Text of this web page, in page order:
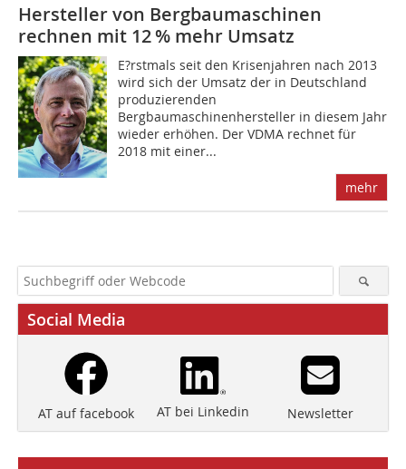
Hersteller von Bergbaumaschinen
rechnen mit 12 % mehr Umsatz
E?rstmals seit den Krisenjahren nach 2013
wird sich der Umsatz der in Deutschland
produzierenden
Bergbaumaschinenhersteller in diesem Jahr
wieder erhöhen. Der VDMA rechnet für
2018 mit einer...
mehr
Social Media
AT auf facebook AT bei Linkedin Newsletter